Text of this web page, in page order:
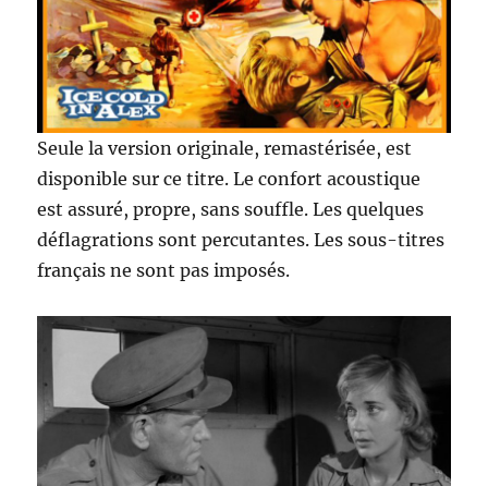
Seule la version originale, remastérisée, est
disponible sur ce titre. Le confort acoustique
est assuré, propre, sans souffle. Les quelques
déflagrations sont percutantes. Les sous-titres
français ne sont pas imposés.